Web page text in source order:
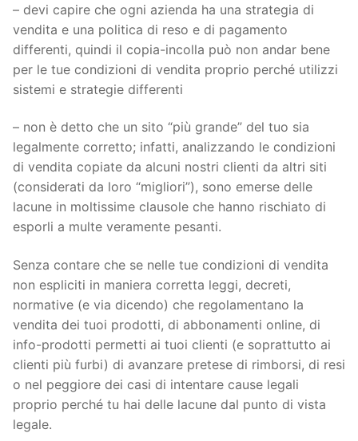
– devi capire che ogni azienda ha una strategia di
vendita e una politica di reso e di pagamento
differenti, quindi il copia-incolla può non andar bene
per le tue condizioni di vendita proprio perché utilizzi
sistemi e strategie differenti
– non è detto che un sito “più grande” del tuo sia
legalmente corretto; infatti, analizzando le condizioni
di vendita copiate da alcuni nostri clienti da altri siti
(considerati da loro “migliori”), sono emerse delle
lacune in moltissime clausole che hanno rischiato di
esporli a multe veramente pesanti.
Senza contare che se nelle tue condizioni di vendita
non espliciti in maniera corretta leggi, decreti,
normative (e via dicendo) che regolamentano la
vendita dei tuoi prodotti, di abbonamenti online, di
info-prodotti permetti ai tuoi clienti (e soprattutto ai
clienti più furbi) di avanzare pretese di rimborsi, di resi
o nel peggiore dei casi di intentare cause legali
proprio perché tu hai delle lacune dal punto di vista
legale.